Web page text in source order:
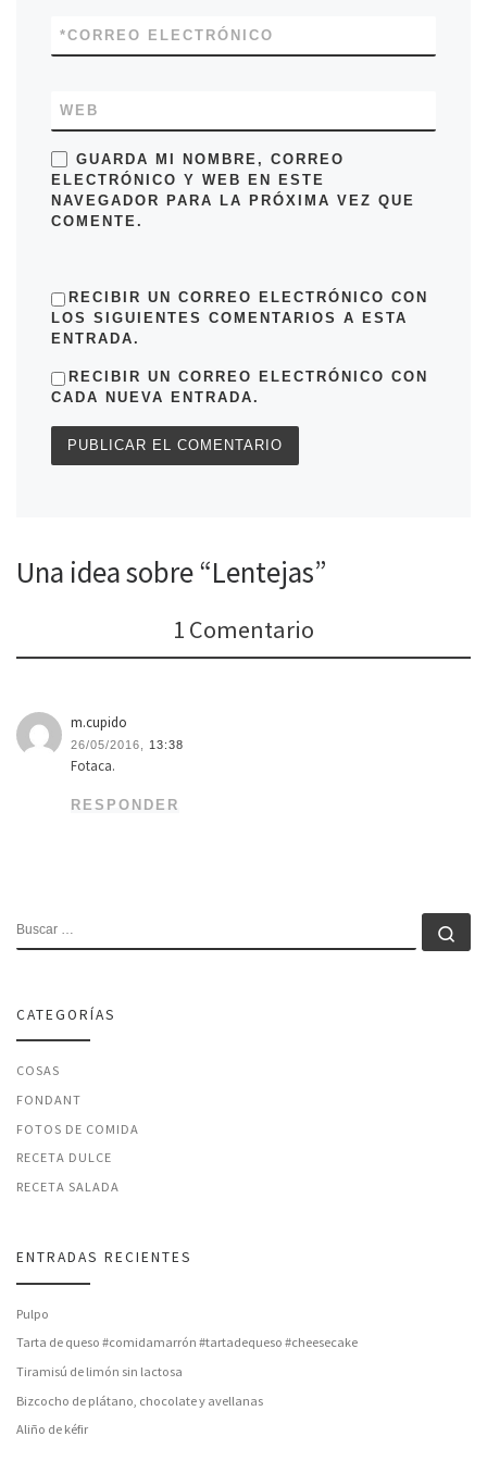
CORREO ELECTRÓNICO
*
WEB
GUARDA MI NOMBRE, CORREO
ELECTRÓNICO Y WEB EN ESTE
NAVEGADOR PARA LA PRÓXIMA VEZ QUE
COMENTE.
RECIBIR UN CORREO ELECTRÓNICO CON
LOS SIGUIENTES COMENTARIOS A ESTA
ENTRADA.
RECIBIR UN CORREO ELECTRÓNICO CON
CADA NUEVA ENTRADA.
Una idea sobre “Lentejas”
1 Comentario
m.cupido
26/05/2016, 13:38
Fotaca.
RESPONDER
BUSCAR
CATEGORÍAS
COSAS
FONDANT
FOTOS DE COMIDA
RECETA DULCE
RECETA SALADA
ENTRADAS RECIENTES
Pulpo
Tarta de queso #comidamarrón #tartadequeso #cheesecake
Tiramisú de limón sin lactosa
Bizcocho de plátano, chocolate y avellanas
Aliño de kéfir